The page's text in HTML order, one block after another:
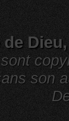
de
son